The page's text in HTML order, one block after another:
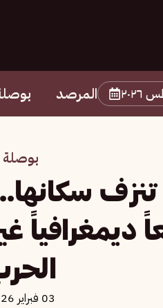
المرصد
بوصلة
تنزف
03 فبراير 2026